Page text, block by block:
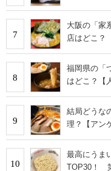
7
大阪の「家
店はどこ？
8
福岡県の「
はどこ？【
9
結局どうな
理？【アン
10
最高にうま
TOP30！